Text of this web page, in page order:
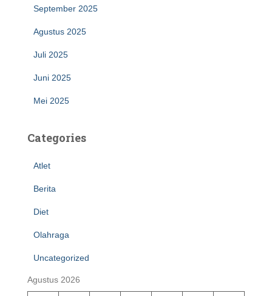
September 2025
Agustus 2025
Juli 2025
Juni 2025
Mei 2025
Categories
Atlet
Berita
Diet
Olahraga
Uncategorized
Agustus 2026